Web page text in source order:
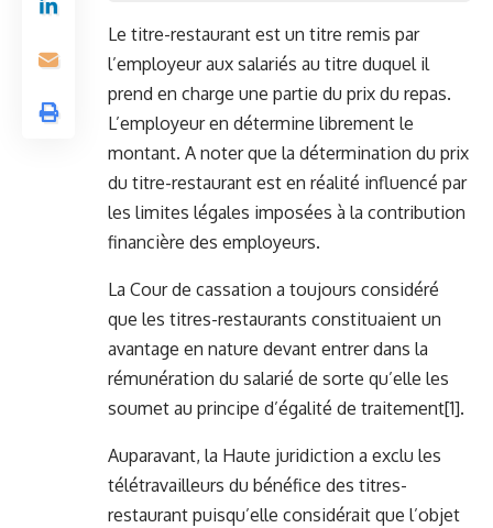
Le titre-restaurant est un titre remis par
l’employeur aux salariés au titre duquel il
prend en charge une partie du prix du repas.
L’employeur en détermine librement le
montant. A noter que la détermination du prix
du titre-restaurant est en réalité influencé par
les limites légales imposées à la contribution
financière des employeurs.
La Cour de cassation a toujours considéré
que les titres-restaurants constituaient un
avantage en nature devant entrer dans la
rémunération du salarié de sorte qu’elle les
soumet au principe d’égalité de traitement[1].
Auparavant, la Haute juridiction a exclu les
télétravailleurs du bénéfice des titres-
restaurant puisqu’elle considérait que l’objet